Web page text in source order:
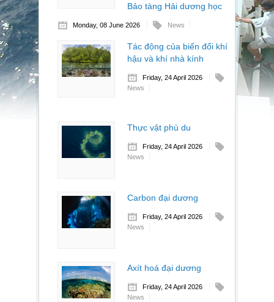
Bảo tàng Hải dương học
Monday, 08 June 2026 News
Tác động của biến đổi khí
hậu và khí nhà kính
Friday, 24 April 2026
News
Thực vật phù du
Friday, 24 April 2026
News
Carbon đại dương
Friday, 24 April 2026
News
Axít hoá đại dương
Friday, 24 April 2026
News